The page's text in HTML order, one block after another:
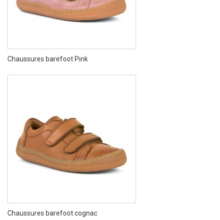
Chaussures barefoot Pink
Chaussures barefoot cognac